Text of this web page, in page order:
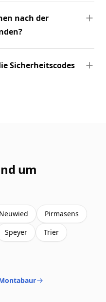
nach der
Sicherheitscodes
um
Neuwied
Pirmasens
Speyer
Trier